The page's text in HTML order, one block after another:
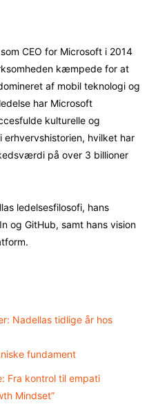
CEO for Microsoft i 2014
kæmpede for at
af mobil teknologi og
har Microsoft
kulturelle og
hvilket har
på over 3 billioner
ledelsesfilosofi, hans
og GitHub, samt hans vision
Nadellas tidlige år hos
fundament
Fra kontrol til empati
Mindset”